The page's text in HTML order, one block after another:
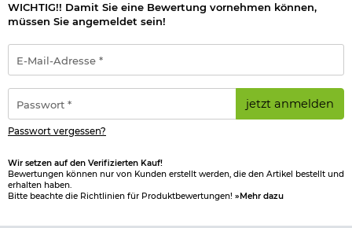
WICHTIG!! Damit Sie eine Bewertung vornehmen können,
müssen Sie angemeldet sein!
Mail-
Adresse
*
jetzt anmelden
Passwort vergessen?
Wir setzen auf den Verifizierten Kauf!
Bewertungen können nur von Kunden erstellt werden, die den Artikel bestellt und
erhalten haben.
Bitte beachte die Richtlinien für Produktbewertungen! »Mehr dazu